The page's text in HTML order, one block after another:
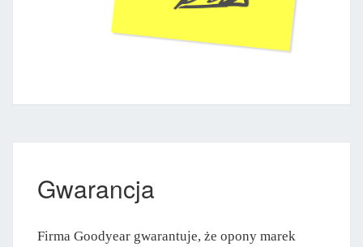
Gwarancja
Firma Goodyear gwarantuje, że opony marek